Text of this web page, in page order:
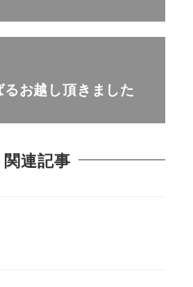
お越し頂きました
関連記事